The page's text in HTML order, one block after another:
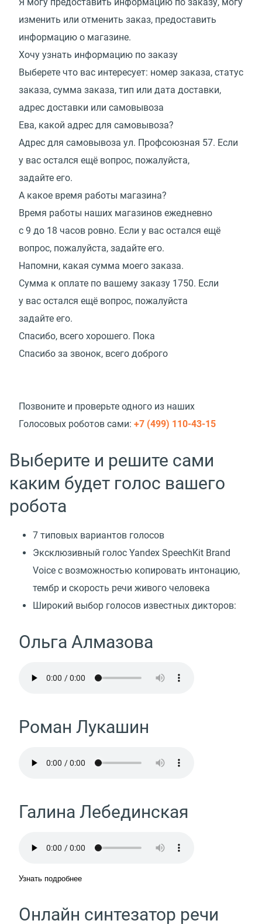
изменить или отменить заказ, предоставить
информацию о магазине.
Хочу узнать информацию по заказу
Выберете что вас интересует: номер заказа, статус
заказа, сумма заказа, тип или дата доставки,
адрес доставки или самовывоза
Ева, какой адрес для самовывоза?
Адрес для самовывоза ул. Профсоюзная 57. Если
у вас остался ещё вопрос, пожалуйста,
задайте его.
А какое время работы магазина?
Время работы наших магазинов ежедневно
с 9 до 18 часов ровно. Если у вас остался ещё
вопрос, пожалуйста, задайте его.
Напомни, какая сумма моего заказа.
Сумма к оплате по вашему заказу 1750. Если
у вас остался ещё вопрос, пожалуйста
задайте его.
Спасибо, всего хорошего. Пока
Спасибо за звонок, всего доброго
Позвоните и проверьте одного из наших
Голосовых роботов сами: +7 (499) 110-43-15
Выберите и решите сами
каким будет голос вашего
робота
7 типовых вариантов голосов
Эксклюзивный голос Yandex SpeechKit Brand
Voice с возможностью копировать интонацию,
тембр и скорость речи живого человека
Широкий выбор голосов известных дикторов:
Ольга Алмазова
Роман Лукашин
Галина Лебединская
Узнать подробнее
Онлайн синтезатор речи